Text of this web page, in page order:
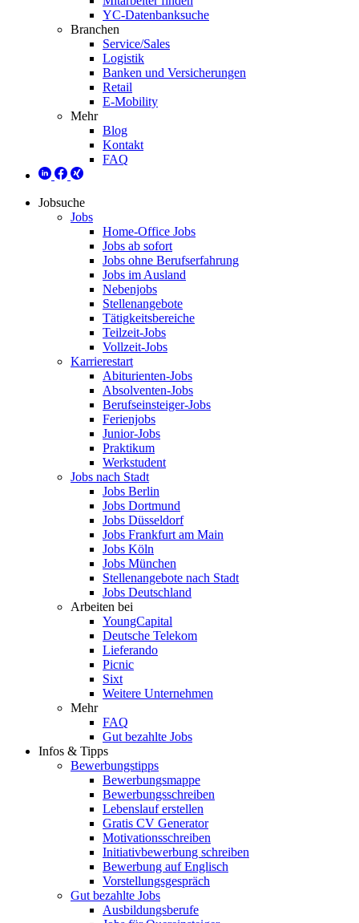
YC-Datenbanksuche
Branchen
Service/Sales
Logistik
Banken und Versicherungen
Retail
E-Mobility
Mehr
Blog
Kontakt
FAQ
Jobsuche
Jobs
Home-Office Jobs
Jobs ab sofort
Jobs ohne Berufserfahrung
Jobs im Ausland
Nebenjobs
Stellenangebote
Tätigkeitsbereiche
Teilzeit-Jobs
Vollzeit-Jobs
Karrierestart
Abiturienten-Jobs
Absolventen-Jobs
Berufseinsteiger-Jobs
Ferienjobs
Junior-Jobs
Praktikum
Werkstudent
Jobs nach Stadt
Jobs Berlin
Jobs Dortmund
Jobs Düsseldorf
Jobs Frankfurt am Main
Jobs Köln
Jobs München
Stellenangebote nach Stadt
Jobs Deutschland
Arbeiten bei
YoungCapital
Deutsche Telekom
Lieferando
Picnic
Sixt
Weitere Unternehmen
Mehr
FAQ
Gut bezahlte Jobs
Infos & Tipps
Bewerbungstipps
Bewerbungsmappe
Bewerbungsschreiben
Lebenslauf erstellen
Gratis CV Generator
Motivationsschreiben
Initiativbewerbung schreiben
Bewerbung auf Englisch
Vorstellungsgespräch
Gut bezahlte Jobs
Ausbildungsberufe